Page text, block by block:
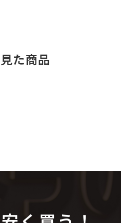
た商品